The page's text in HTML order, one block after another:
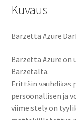
Kuvaus
Barzetta Azure
Barzetta Azure on
Barzetalta.
Erittäin vauhdikas
persoonallisen ja
viimeistely on